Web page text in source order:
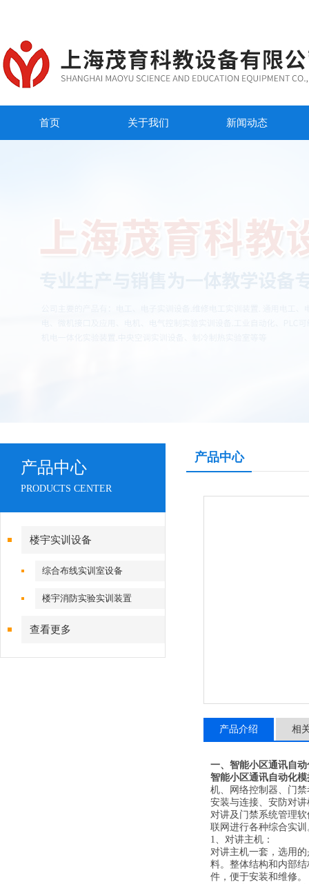
首页 关于我们 新闻动态
产品中心
PRODUCTS CENTER
楼宇实训设备
综合布线实训室设备
楼宇消防实验实训装置
查看更多
产品中心
产品介绍 相
一、 智能小区通讯自
智能小区通讯自动化
机、网络控制器、门
安装与连接、安防对
对讲及门禁系统管理
联网进行各种综合实训
1、对讲主机：
对讲主机一套，选用
料。整体结构和内部
件，便于安装和维修。